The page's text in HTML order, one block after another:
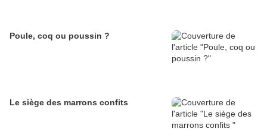
Poule, coq ou poussin ?
Le siège des marrons confits